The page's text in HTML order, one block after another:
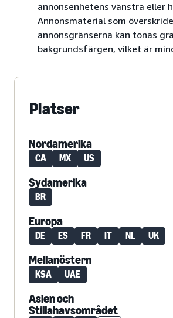
annonsenhetens vänstra eller
Annonsmaterial som
annonsgränserna kan tonas
bakgrundsfärgen, vilket är
Platser
Nordamerika
CA MX US
Sydamerika
BR
Europa
DE ES FR IT NL UK
Mellanöstern
KSA UAE
Asien och
Stillahavsområdet